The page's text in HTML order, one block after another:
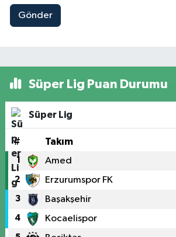
Gönder
Süper Lig Puan Durumu
Süper Lig
# Takım
1 Amed
2 Erzurumspor FK
3 Başakşehir
4 Kocaelispor